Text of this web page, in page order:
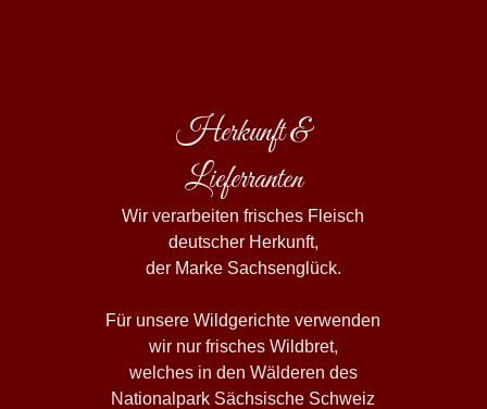
Herkunft &
Lieferranten
Wir verarbeiten frisches Fleisch
deutscher Herkunft,
der Marke Sachsenglück.
Für unsere Wildgerichte verwenden
wir nur frisches Wildbret,
welches in den Wälderen des
Nationalpark Sächsische Schweiz